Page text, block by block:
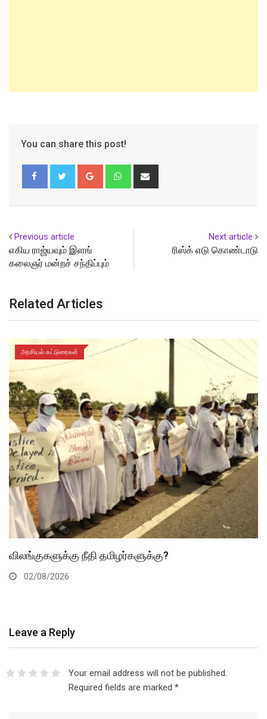
You can share this post!
Google+ Whatsapp
Previous article
எகிய ராஜ்யவும் இளங்
கலைஞர் மன்றச் சந்திப்பும்
Next article
ரிஸ்க் எடு கொண்டாடு
Related Articles
அரசியல் கட்டுரைகள்
விலங்குகளுக்கு நீதி தமிழர்களுக்கு?
02/08/2026
Leave a Reply
Your email address will not be published.
Required fields are marked *